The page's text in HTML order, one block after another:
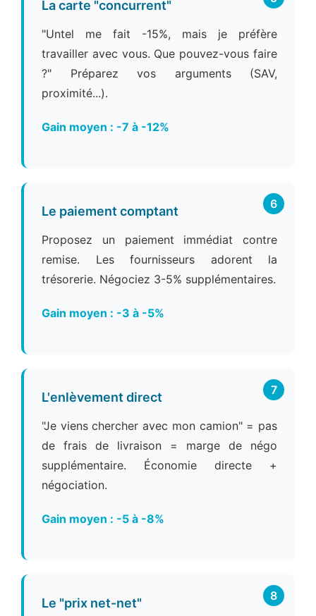
La carte "concurrent"
"Untel me fait -15%, mais je préfère
travailler avec vous. Que pouvez-vous faire
?" Préparez vos arguments (SAV,
proximité...).
Gain moyen : -7 à -12%
6
Le paiement comptant
Proposez un paiement immédiat contre
remise. Les fournisseurs adorent la
trésorerie. Négociez 3-5% supplémentaires.
Gain moyen : -3 à -5%
7
L'enlèvement direct
"Je viens chercher avec mon camion" = pas
de frais de livraison = marge de négo
supplémentaire. Économie directe +
négociation.
Gain moyen : -5 à -8%
8
Le "prix net-net"